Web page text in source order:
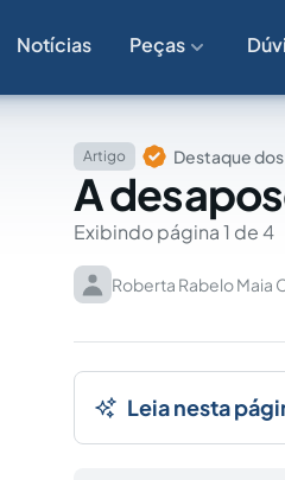
Notícias Peças
Artigo Destaque
A
Exibindo página 1 de 4
Roberta Rabelo Maia
Leia nesta